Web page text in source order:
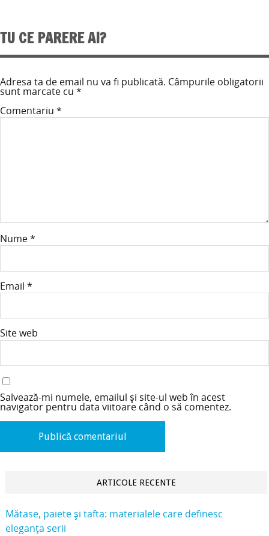
TU CE PARERE AI?
Adresa ta de email nu va fi publicată. Câmpurile obligatorii
sunt marcate cu *
Comentariu *
Nume*
Email *
Site web
Salvează-mi numele, emailul și site-ul web în acest
navigator pentru data viitoare când o să comentez.
ARTICOLE RECENTE
Mătase, paiete și tafta: materialele care definesc
eleganța serii